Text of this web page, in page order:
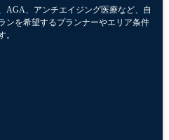
AGA、アンチエイジング医療など、自
ンを希望するプランナーやエリア条件
。